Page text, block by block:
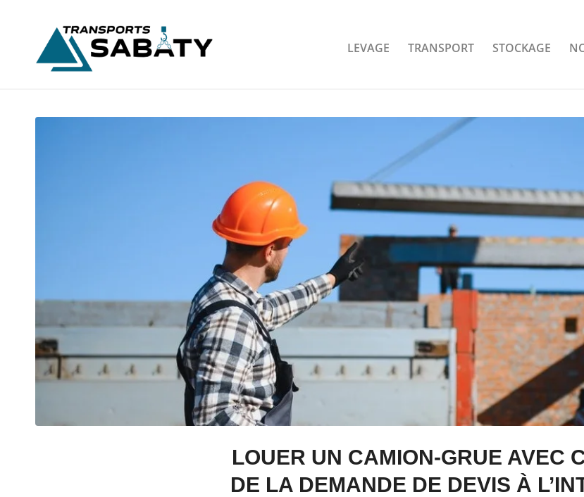
LEVAGE TRANSPORT STOCKAGE
LOUER UN CAMION-GRUE AVEC
DE LA DEMANDE DE DEVIS À